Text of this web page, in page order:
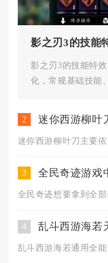
影之刃3的技能
影之刃3的技能特
化，常规基础技能
2 迷你西游柳叶
3 全民奇迹游戏
4 乱斗西游海若